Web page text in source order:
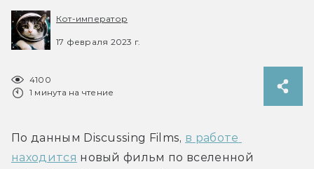
Кот-император
17 февраля 2023 г.
4100
1 минута на чтение
По данным Discussing Films, в работе
находится новый фильм по вселенной